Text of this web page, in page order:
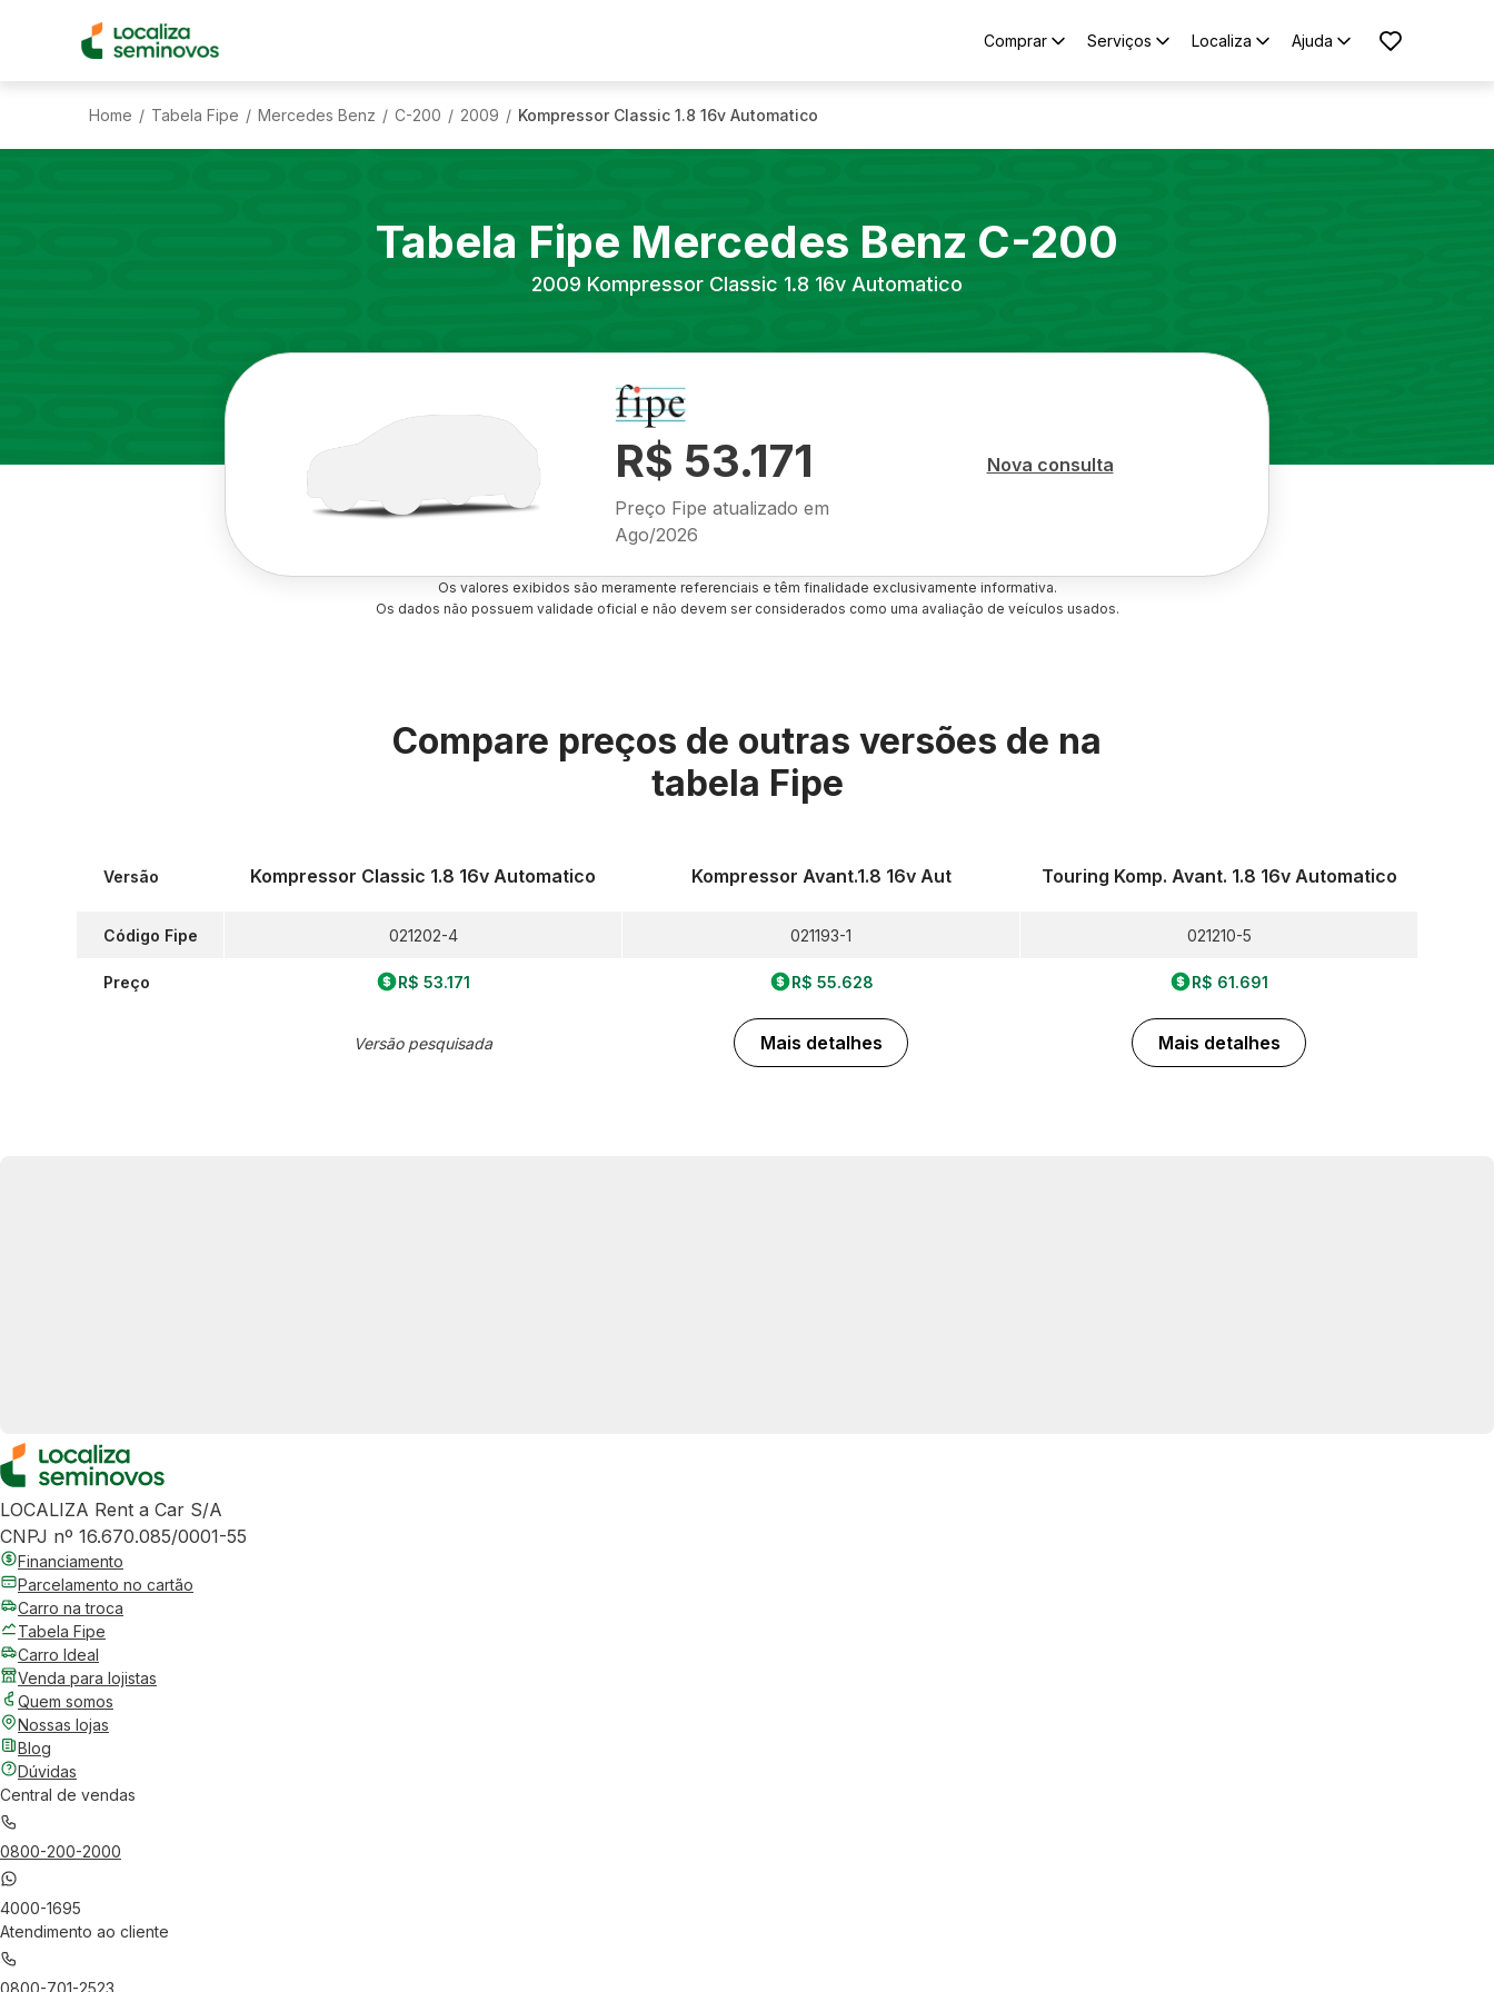
Comprar Serviços Localiza Ajuda
Home / Tabela Fipe / Mercedes Benz / C-200 / 2009 / Kompressor Classic 1.8 16v Automatico
Tabela Fipe Mercedes Benz C-200
2009 Kompressor Classic 1.8 16v Automatico
R$ 53.171
Preço Fipe atualizado em
Ago/2026
Nova consulta
Os valores exibidos são meramente referenciais e têm finalidade exclusivamente informativa.
Os dados não possuem validade oficial e não devem ser considerados como uma avaliação de veículos usados.
Compare preços de outras versões de na
tabela Fipe
Versão
Código Fipe
Preço
Kompressor Classic 1.8 16v Automatico
021202-4
R$ 53.171
Versão pesquisada
Kompressor Avant.1.8 16v Aut
021193-1
R$ 55.628
Mais detalhes
Touring Komp. Avant. 1.8 16v Automatico
021210-5
R$ 61.691
Mais detalhes
LOCALIZA Rent a Car S/A
CNPJ nº 16.670.085/0001-55
Financiamento
Parcelamento no cartão
Carro na troca
Tabela Fipe
Carro Ideal
Venda para lojistas
Quem somos
Nossas lojas
Blog
Dúvidas
Central de vendas
0800-200-2000
4000-1695
Atendimento ao cliente
0800-701-2523